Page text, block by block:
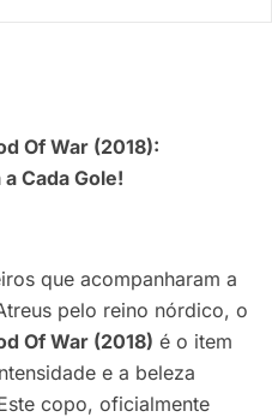
Of War (2018):
Cada Gole!
que acompanharam a
pelo reino nórdico, o
Of War (2018) é o item
e a beleza
copo, oficialmente